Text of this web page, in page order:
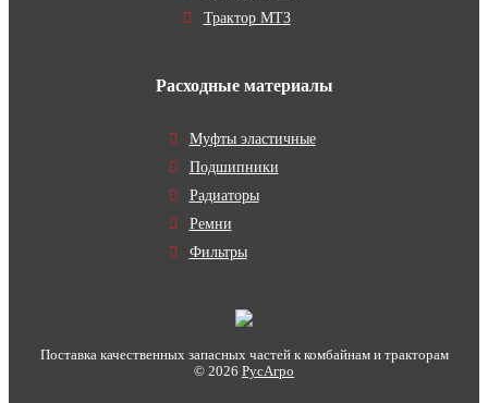
Трактор МТЗ
Расходные материалы
Муфты эластичные
Подшипники
Радиаторы
Ремни
Фильтры
Поставка качественных запасных частей к комбайнам и тракторам
© 2026 РусАгро